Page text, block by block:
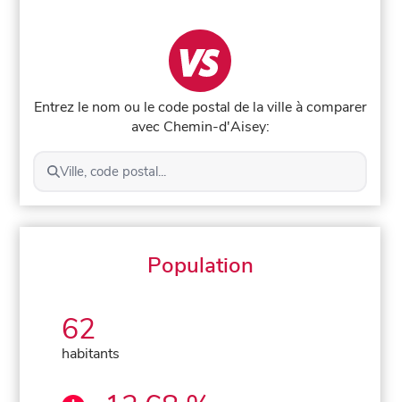
Entrez le nom ou le code postal de la ville à comparer
avec Chemin-d'Aisey:
Ville, code postal...
Population
62
habitants